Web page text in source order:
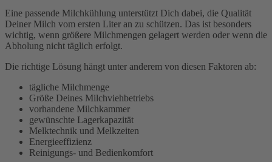
Eine passende Milchkühlung unterstützt Dich dabei, die Qualität
Deiner Milch vom ersten Liter an zu schützen. Das ist besonders
wichtig, wenn größere Milchmengen gelagert werden oder wenn die
Abholung nicht täglich erfolgt.
Die richtige Lösung hängt unter anderem von diesen Faktoren ab:
tägliche Milchmenge
Größe Deines Milchviehbetriebs
vorhandene Milchkammer
gewünschte Lagerkapazität
Melktechnik und Melkzeiten
Energieeffizienz
Reinigungs- und Bedienkomfort